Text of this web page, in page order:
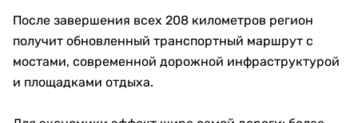
После завершения всех 208 километров регион
получит обновленный транспортный маршрут с
мостами, современной дорожной инфраструктурой
и площадками отдыха.